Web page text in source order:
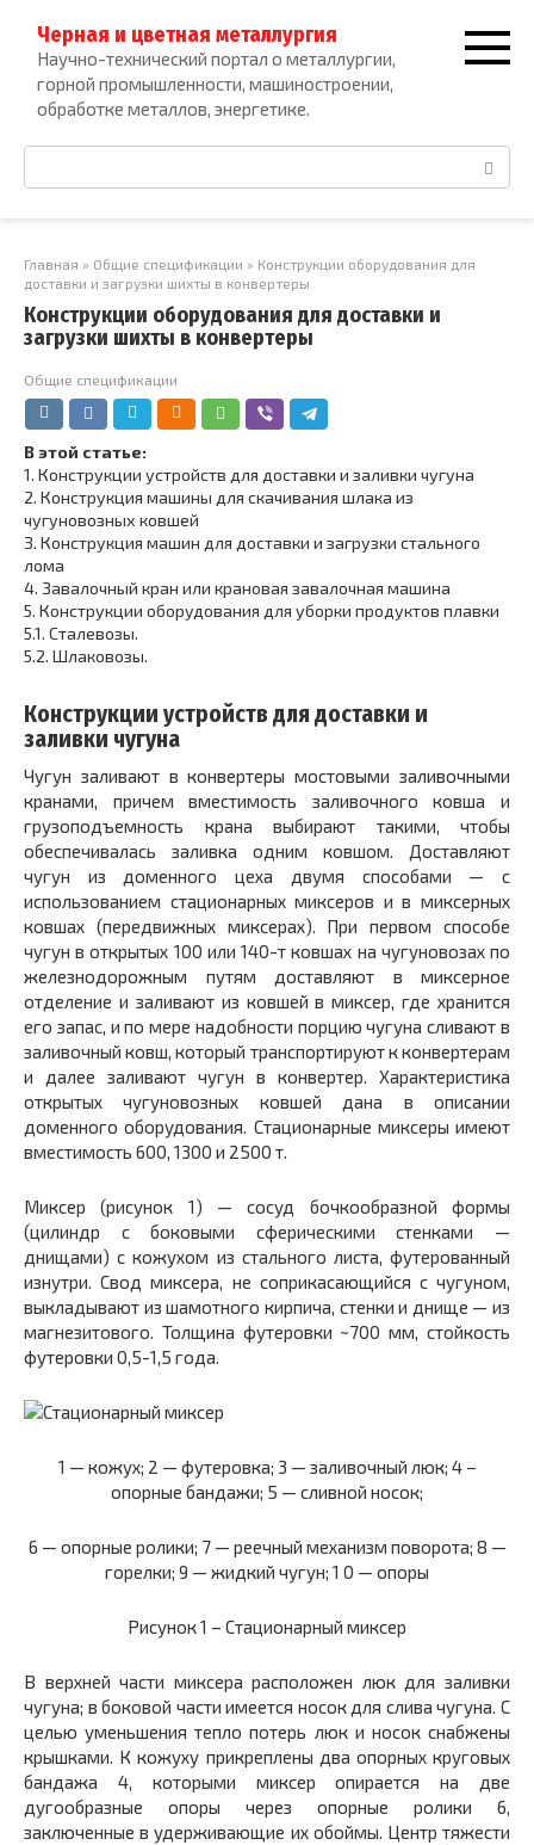
контенту
Черная и цветная металлургия
Научно-технический портал о металлургии,
горной промышленности, машиностроении,
обработке металлов, энергетике.
Поиск:
Главная » Общие спецификации » Конструкции оборудования для
доставки и загрузки шихты в конвертеры
Конструкции оборудования для доставки и
загрузки шихты в конвертеры
Общие спецификации
В этой статье:
1. Конструкции устройств для доставки и заливки чугуна
2. Конструкция машины для скачивания шлака из
чугуновозных ковшей
3. Конструкция машин для доставки и загрузки стального
лома
4. Завалочный кран или крановая завалочная машина
5. Конструкции оборудования для уборки продуктов плавки
5.1. Сталевозы.
5.2. Шлаковозы.
Конструкции устройств для доставки и
заливки чугуна
Чугун заливают в конвертеры мостовыми заливочными
кранами, причем вместимость заливочного ковша и
грузоподъемность крана выбирают такими, чтобы
обеспечивалась заливка одним ковшом. Доставляют
чугун из доменного цеха двумя способами — с
использованием стационарных миксеров и в миксерных
ковшах (передвижных миксерах). При первом способе
чугун в открытых 100 или 140-т ковшах на чугуновозах по
железнодорожным путям доставляют в миксерное
отделение и заливают из ковшей в миксер, где хранится
его запас, и по мере надобности порцию чугуна сливают в
заливочный ковш, который транспортируют к конвертерам
и далее заливают чугун в конвертер. Характеристика
открытых чугуновозных ковшей дана в описании
доменного оборудования. Стационарные миксеры имеют
вместимость 600, 1300 и 2500 т.
Миксер (рисунок 1) — сосуд бочкообразной формы
(цилиндр с боковыми сферическими стенками —
днищами) с кожухом из стального листа, футерованный
изнутри. Свод миксера, не соприкасающийся с чугуном,
выкладывают из шамотного кирпича, стенки и днище — из
магнезитового. Толщина футеровки ~700 мм, стойкость
футеровки 0,5-1,5 года.
1 — кожух; 2 — футеровка; 3 — заливочный люк; 4 –
опорные бандажи; 5 — сливной носок;
6 — опорные ролики; 7 — реечный механизм поворота; 8 —
горелки; 9 — жидкий чугун; 1 0 — опоры
Рисунок 1 – Стационарный миксер
В верхней части миксера расположен люк для заливки
чугуна; в боковой части имеется носок для слива чугуна. С
целью уменьшения тепло потерь люк и носок снабжены
крышками. К кожуху прикреплены два опорных круговых
бандажа 4, которыми миксер опирается на две
дугообразные опоры через опорные ролики 6,
заключенные в удерживающие их обоймы. Центр тяжести